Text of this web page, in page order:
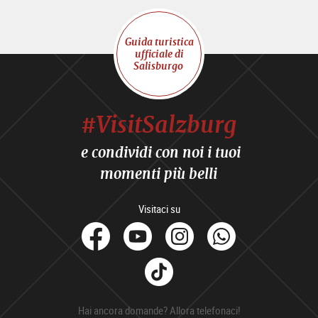
Guida turistica
ufficiale di
Salisburgo
#VisitSalzburg
e condividi con noi i tuoi
momenti più belli
Visitaci su
facebook
YoutubeInstagram
Tik
Tok
Hai ancora domande? Allora telefonaci!